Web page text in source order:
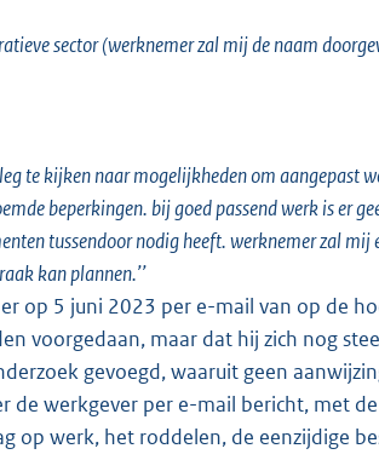
sector (werknemer zal mij de naam
te kijken naar mogelijkheden om aangepast
beperkingen. bij goed passend werk is er
tussendoor nodig heeft. werknemer zal
kan plannen.’’
op 5 juni 2023 per e-mail van op de
voorgedaan, maar dat hij zich nog
gevoegd, waaruit geen
werkgever per e-mail bericht, met
op werk, het roddelen, de eenzijdige